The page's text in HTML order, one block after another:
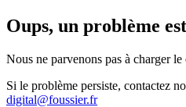
Oups, un problème
Nous ne parvenons pas à charger
Si le problème persiste, contactez
digital@foussier.fr